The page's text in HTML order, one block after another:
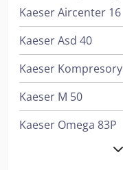
Kaeser Aircenter 16
Kaeser Asd 40
Kaeser Kompresory
Kaeser M 50
Kaeser Omega 83P